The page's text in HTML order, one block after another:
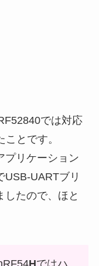
では対応
とです。
プリケーション
USB-UARTブリ
したので、ほと